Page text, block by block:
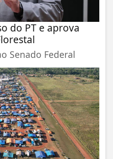
do PT e aprova
Senado Federal